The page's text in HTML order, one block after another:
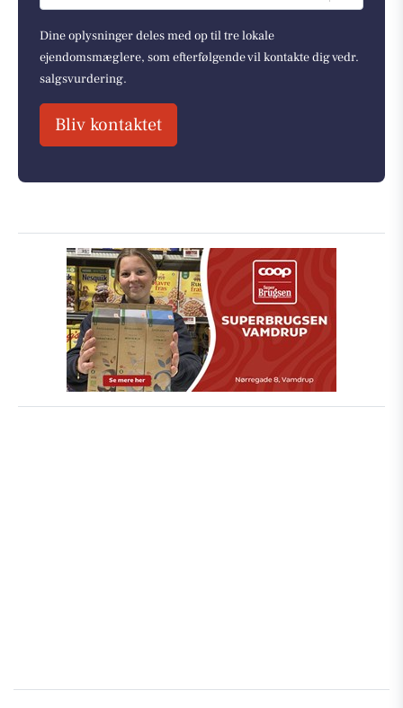
Dine oplysninger deles med op til tre lokale
ejendomsmæglere, som efterfølgende vil kontakte dig vedr.
salgsvurdering.
Bliv kontaktet